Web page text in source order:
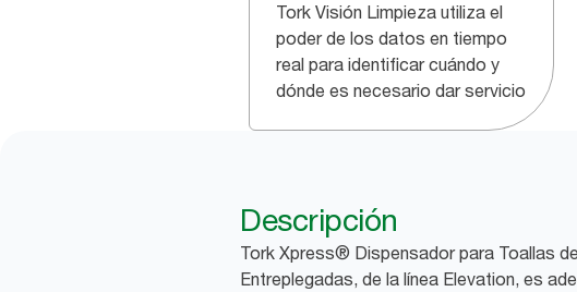
Tork Visión Limpieza utiliza el
poder de los datos en tiempo
real para identificar cuándo y
dónde es necesario dar servicio
Descripción
Tork Xpress® Dispensador para Toallas
Entreplegadas, de la línea Elevation, es